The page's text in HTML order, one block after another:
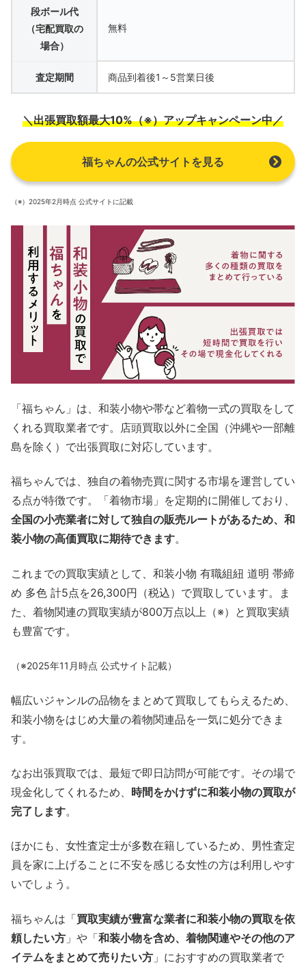
段ボール代
（宅配買取の
場合）
無料
査定期間 商品到着後1～5営業日後
＼出張買取額最大10%（※）アップキャンペーン中／
福ちゃんの公式サイトを見る
（※）2025年2月時点 公式サイトに記載
「福ちゃん」は、和装小物や帯など着物一式の買取をして
くれる買取業者です。店頭買取以外に全国（沖縄や一部離
島を除く）で出張買取に対応しています。
福ちゃんでは、独自の着物売買に関する市場を運営してい
る点が特徴です。「着物市場」を定期的に開催しており、
全国の小売業者に対して独自の販売ルートがあるため、和
装小物の高価買取に期待できます。
これまでの買取実績として、和装小物 有職組紐 道明 帯締
め 多色 計5点を26,300円（税込）で買取しています。ま
た、着物関連の買取実績が800万点以上（※）と買取実績
も豊富です。
（※2025年11月時点 公式サイト記載）
幅広いジャンルの品物をまとめて買取してもらえるため、
和装小物をはじめ大量の着物関連品を一気に処分できま
す。
なお出張買取では、最短で即日訪問が可能です。その場で
現金化してくれるため、 時間をかけずに和装小物の買取が
完了します。
ほかにも、女性査定士が多数在籍しているため、男性査定
員を家に上げることに不安を感じる女性の方は利用しやす
いでしょう。
福ちゃんは「買取実績が豊富な業者に和装小物の買取を依
頼したい方 」や「和装小物を含め、着物関連やその他のア
イテムをまとめて売りたい方 」におすすめの買取業者で